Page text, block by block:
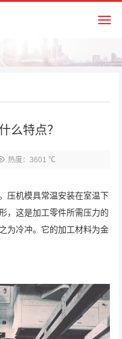
么特点？
热度：3601 ℃
压机模具常温安装在室温下
，这是加工零件所需压力的
为冷冲。它的加工材料为金